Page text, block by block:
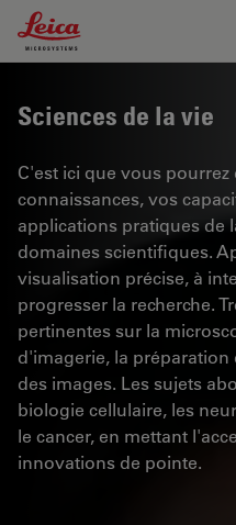
Leica Microsystems Logo
Sciences de la vie
C'est ici que vous
connaissances, vos
applications pratiques de
domaines scientifiques.
visualisation précise, à
progresser la recherche.
pertinentes sur la
d'imagerie, la préparation
des images. Les sujets
biologie cellulaire, les
le cancer, en mettant
innovations de pointe.